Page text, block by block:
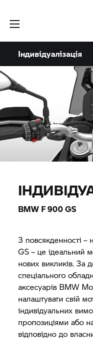
Індивідуалізація
BMW F 900 GS
З повсякденності
GS – це ідеальний
нових викликів. За
спеціального
аксесуарів BMW
налаштувати свій
індивідуальних
пропозиціями або
відповідно до